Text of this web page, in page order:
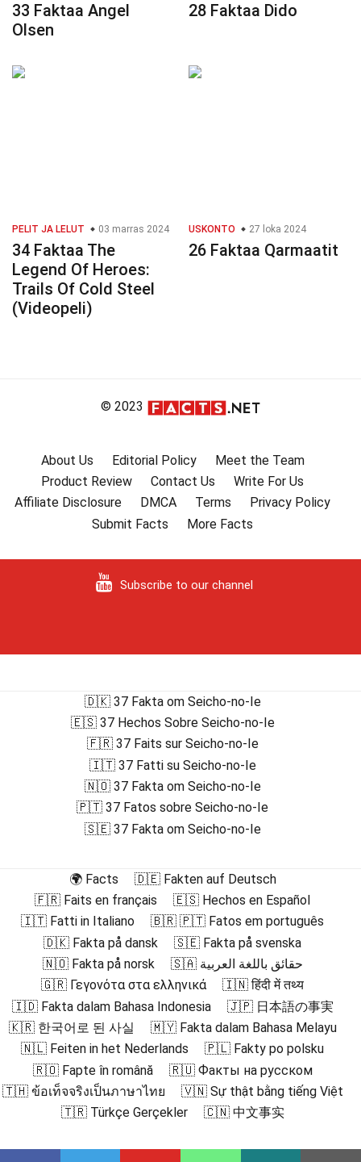
33 Faktaa Angel
Olsen
28 Faktaa Dido
PELIT JA LELUT 03 marras 2024
34 Faktaa The
Legend Of Heroes:
Trails Of Cold Steel
(Videopeli)
USKONTO 27 loka 2024
26 Faktaa Qarmaatit
© 2023
About Us Editorial Policy
Meet the Team
Product Review
Contact Us
Write For Us
Affiliate Disclosure
DMCA Terms
Privacy Policy
Submit Facts
More Facts
Subscribe to our channel
🇩🇰 37 Fakta om Seicho-no-Ie
🇪🇸 37 Hechos Sobre Seicho-no-Ie
🇫🇷 37 Faits sur Seicho-no-Ie
🇮🇹 37 Fatti su Seicho-no-Ie
🇳🇴 37 Fakta om Seicho-no-Ie
🇵🇹 37 Fatos sobre Seicho-no-Ie
🇸🇪 37 Fakta om Seicho-no-Ie
🌍 Facts
🇩🇪 Fakten auf Deutsch
🇫🇷 Faits en français
🇪🇸 Hechos en Español
🇮🇹 Fatti in Italiano
🇧🇷 🇵🇹 Fatos em português
🇩🇰 Fakta på dansk
🇸🇪 Fakta på svenska
🇳🇴 Fakta på norsk
🇸🇦 حقائق باللغة العربية
🇬🇷 Γεγονότα στα ελληνικά
🇮🇳 हिंदी में तथ्य
🇮🇩 Fakta dalam Bahasa Indonesia
🇯🇵 日本語の事実
🇰🇷 한국어로 된 사실
🇲🇾 Fakta dalam Bahasa Melayu
🇳🇱 Feiten in het Nederlands
🇵🇱 Fakty po polsku
🇷🇴 Fapte în română
🇷🇺 Факты на русском
🇹🇭 ข้อเท็จจริงเป็นภาษาไทย
🇻🇳 Sự thật bằng tiếng Việt
🇹🇷 Türkçe Gerçekler
🇨🇳 中文事实